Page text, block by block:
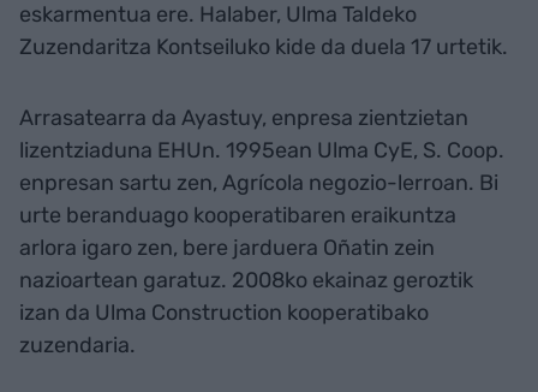
eskarmentua ere. Halaber, Ulma Taldeko
Zuzendaritza Kontseiluko kide da duela 17 urtetik.
Arrasatearra da Ayastuy, enpresa zientzietan
lizentziaduna EHUn. 1995ean Ulma CyE, S. Coop.
enpresan sartu zen, Agrícola negozio-lerroan. Bi
urte beranduago kooperatibaren eraikuntza
arlora igaro zen, bere jarduera Oñatin zein
nazioartean garatuz. 2008ko ekainaz geroztik
izan da Ulma Construction kooperatibako
zuzendaria.